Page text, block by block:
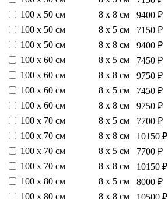
100 х 50 см
8 х 8 см
9400 ₽
100 х 50 см
8 х 5 см
7150 ₽
100 х 50 см
8 х 8 см
9400 ₽
100 х 60 см
8 х 5 см
7450 ₽
100 х 60 см
8 х 8 см
9750 ₽
100 х 60 см
8 х 5 см
7450 ₽
100 х 60 см
8 х 8 см
9750 ₽
100 х 70 см
8 х 5 см
7700 ₽
100 х 70 см
8 х 8 см
10150 ₽
100 х 70 см
8 х 5 см
7700 ₽
100 х 70 см
8 х 8 см
10150 ₽
100 х 80 см
8 х 5 см
8000 ₽
100 х 80 см
8 х 8 см
10500 ₽